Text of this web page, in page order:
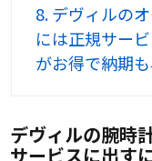
8.デヴィルの
には正規サー
がお得で納期
デヴィルの腕時
サービスに出す